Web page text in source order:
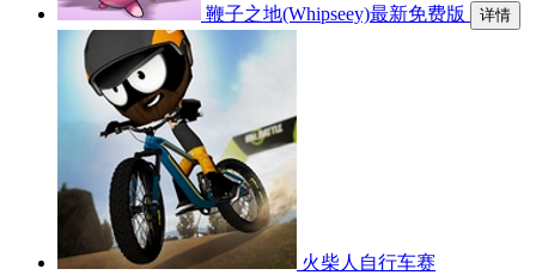
鞭子之地(Whipseey)最新免费版 详情
火柴人自行车赛